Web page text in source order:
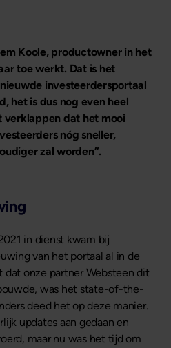
Koole, productowner in het
toe werkt. Dat is het
investeerdersportaal
het is dus nog even heel
verklappen dat het mooi
nóg sneller,
zal worden”.
in dienst kwam bij
van het portaal al in de
dat onze partner Websteen dit
was het state-of-the-
deed het op deze manier.
updates aan gedaan en
maar nu was het tijd om